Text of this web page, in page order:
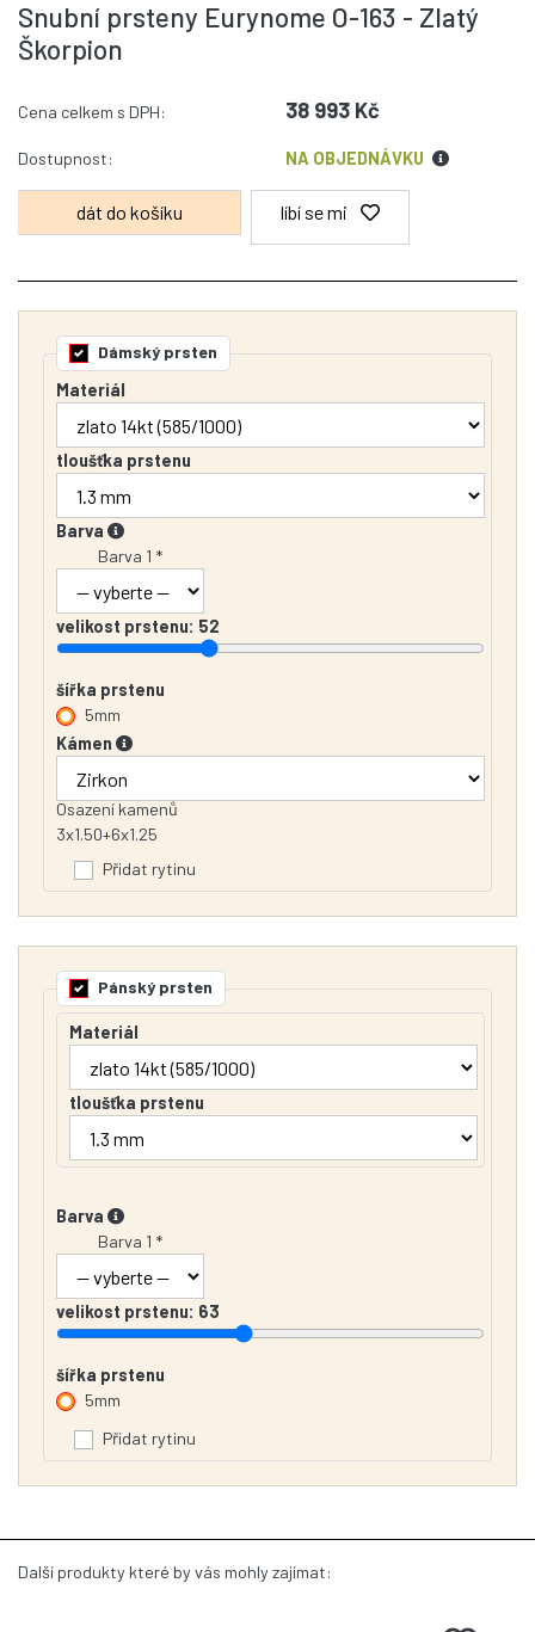
Snubní prsteny Eurynome O-163 - Zlatý
Škorpion
Cena celkem s DPH: 38 993 Kč
Dostupnost: NA OBJEDNÁVKU
líbí se mi
Dámský prsten
Materiál
tloušťka prstenu
Barva
Barva 1 *
velikost prstenu: 52
šířka prstenu
5mm
Kámen
Osazení kamenů
3x1.50+6x1.25
Přidat rytinu
Pánský prsten
Materiál
tloušťka prstenu
Barva
Barva 1 *
velikost prstenu: 63
šířka prstenu
5mm
Přidat rytinu
Další produkty které by vás mohly zajímat: